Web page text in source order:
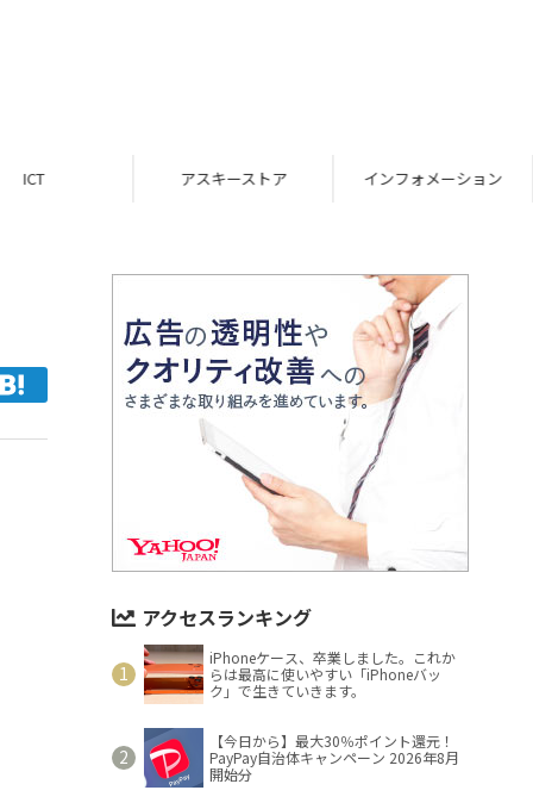
ICT アスキーストア インフォメーション
アクセスランキング
iPhoneケース、卒業しました。これか
らは最高に使いやすい「iPhoneバッ
ク」で生きていきます。
【今日から】最大30％ポイント還元！
PayPay自治体キャンペーン 2026年8月
開始分